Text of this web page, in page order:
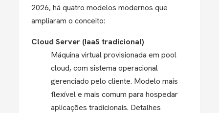
2026, há quatro modelos modernos que
ampliaram o conceito:
Cloud Server (IaaS tradicional)
Máquina virtual provisionada em pool
cloud, com sistema operacional
gerenciado pelo cliente. Modelo mais
flexível e mais comum para hospedar
aplicações tradicionais. Detalhes